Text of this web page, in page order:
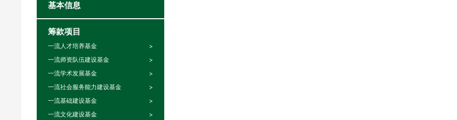
基本信息
筹款项目
一流人才培养基金
一流师资队伍建设基金
一流学术发展基金
一流社会服务能力建设基金
一流基础建设基金
一流文化建设基金